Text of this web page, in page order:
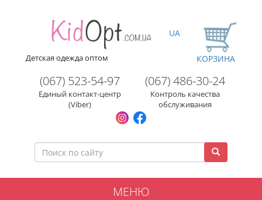
Детская одежда оптом
(067) 523-54-97
Единый контакт-центр
(Viber)
(067) 486-30-24
Контроль качества
обслуживания
UA
КОРЗИНА
МЕНЮ